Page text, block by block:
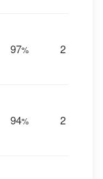
97% 2
94% 2